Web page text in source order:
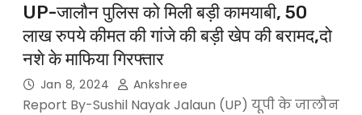
UP-जालौन पुलिस को मिली बड़ी कामयाबी, 50
लाख रुपये कीमत की गांजे की बड़ी खेप की बरामद,दो
नशे के माफिया गिरफ्तार
Jan 8, 2024 Ankshree
Report By-Sushil Nayak Jalaun (UP) यूपी के जालौन